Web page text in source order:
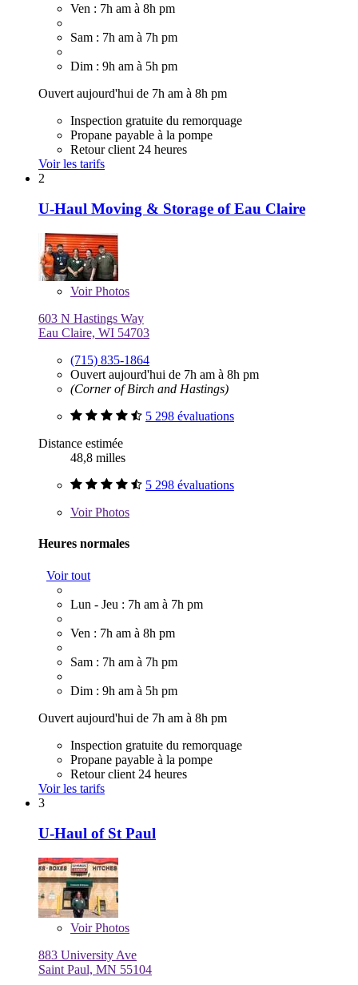
Ven : 7h am à 8h pm
Sam : 7h am à 7h pm
Dim : 9h am à 5h pm
Ouvert aujourd'hui de 7h am à 8h pm
Inspection gratuite du remorquage
Propane payable à la pompe
Retour client 24 heures
Voir les tarifs
2
U-Haul Moving & Storage of Eau Claire
VoirPhotos
603 N Hastings Way
Eau Claire, WI 54703
(715) 835-1864
Ouvert aujourd'hui de 7h am à 8h pm
(Corner of Birch and Hastings)
5 298 évaluations
Distance estimée
48,8 milles
5 298 évaluations
VoirPhotos
Heures normales
Voir tout
Lun - Jeu : 7h am à 7h pm
Ven : 7h am à 8h pm
Sam : 7h am à 7h pm
Dim : 9h am à 5h pm
Ouvert aujourd'hui de 7h am à 8h pm
Inspection gratuite du remorquage
Propane payable à la pompe
Retour client 24 heures
Voir les tarifs
3
U-Haul of St Paul
VoirPhotos
883 University Ave
Saint Paul, MN 55104